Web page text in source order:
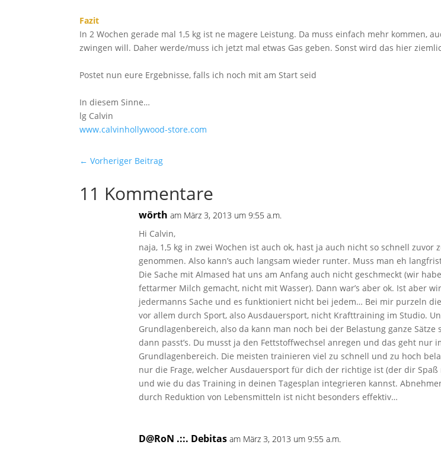
Fazit
In 2 Wochen gerade mal 1,5 kg ist ne magere Leistung. Da muss einfach mehr kommen,
zwingen will. Daher werde/muss ich jetzt mal etwas Gas geben. Sonst wird das hier
Postet nun eure Ergebnisse, falls ich noch mit am Start seid
In diesem Sinne…
lg Calvin
www.calvinhollywood-store.com
←Vorheriger Beitrag
11 Kommentare
wörth am März 3, 2013 um 9:55 a.m.
Hi Calvin,
naja, 1,5 kg in zwei Wochen ist auch ok, hast ja auch nicht so schnell zuvor
genommen. Also kann’s auch langsam wieder runter. Muss man eh
Die Sache mit Almased hat uns am Anfang auch nicht geschmeckt (wir
fettarmer Milch gemacht, nicht mit Wasser). Dann war’s aber ok. Ist aber
jedermanns Sache und es funktioniert nicht bei jedem… Bei mir purzeln
vor allem durch Sport, also Ausdauersport, nicht Krafttraining im Studio.
Grundlagenbereich, also da kann man noch bei der Belastung ganze Sätze
dann passt’s. Du musst ja den Fettstoffwechsel anregen und das geht nur
Grundlagenbereich. Die meisten trainieren viel zu schnell und zu hoch
nur die Frage, welcher Ausdauersport für dich der richtige ist (der dir Spaß
und wie du das Training in deinen Tagesplan integrieren kannst.
durch Reduktion von Lebensmitteln ist nicht besonders effektiv…
D@RoN .::. Debitas am März 3, 2013 um 9:55 a.m.